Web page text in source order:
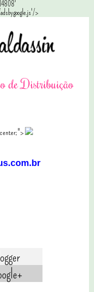
>
de Distribuição